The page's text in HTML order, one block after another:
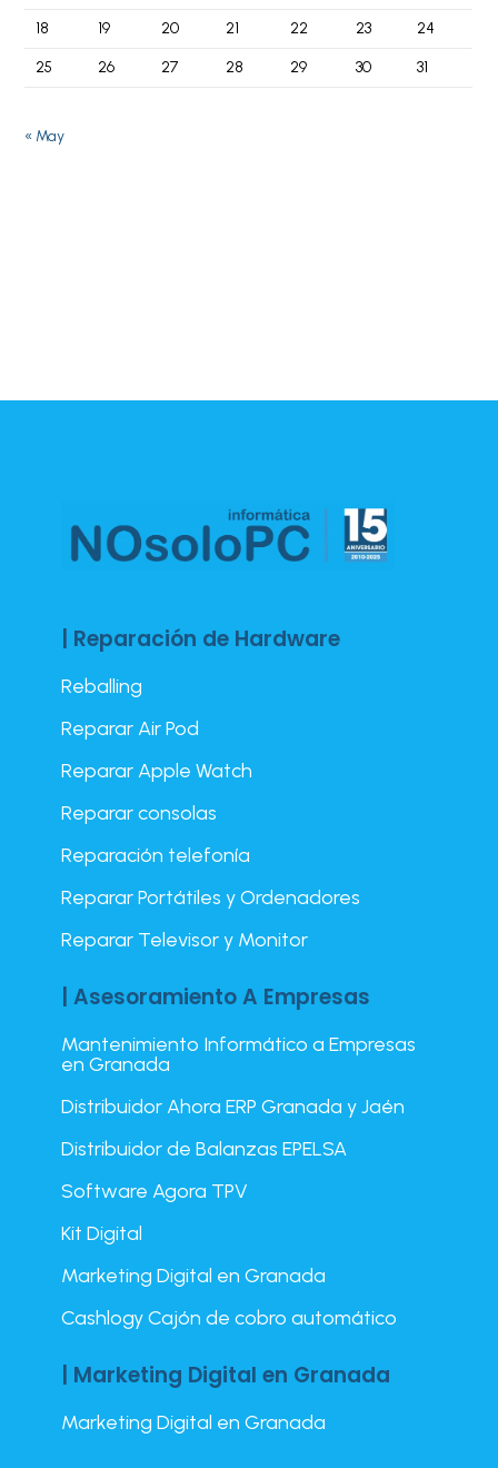
18 19 20 21 22 23 24
25 26 27 28 29 30 31
« May
| Reparación de Hardware
Reballing
Reparar Air Pod
Reparar Apple Watch
Reparar consolas
Reparación telefonía
Reparar Portátiles y Ordenadores
Reparar Televisor y Monitor
| Asesoramiento A Empresas
Mantenimiento Informático a Empresas
en Granada
Distribuidor Ahora ERP Granada y Jaén
Distribuidor de Balanzas EPELSA
Software Agora TPV
Kit Digital
Marketing Digital en Granada
Cashlogy Cajón de cobro automático
| Marketing Digital en Granada
Marketing Digital en Granada